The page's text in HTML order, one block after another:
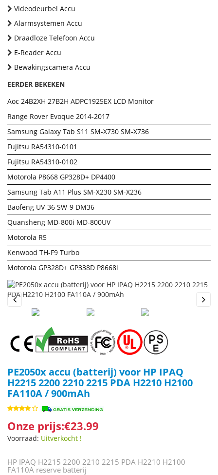
Videodeurbel Accu
Alarmsystemen Accu
Draadloze Telefoon Accu
E-Reader Accu
Bewakingscamera Accu
EERDER BEKEKEN
Aoc 24B2XH 27B2H ADPC1925EX LCD Monitor
Range Rover Evoque 2014-2017
Samsung Galaxy Tab S11 SM-X730 SM-X736
Fujitsu RA54310-0101
Fujitsu RA54310-0102
Motorola P8668 GP328D+ DP4400
Samsung Tab A11 Plus SM-X230 SM-X236
Baofeng UV-36 SW-9 DM36
Quansheng MD-800i MD-800UV
Motorola R5
Kenwood TH-F9 Turbo
Motorola GP328D+ GP338D P8668i
Previous
PE2050x accu (batterij) voor HP IPAQ
H2215 2200 2210 2215 PDA H2210 H2100
FA110A / 900mAh
Onze prijs:€23.99
Voorraad: Uitverkocht !
HP IPAQ H2215 2200 2210 2215 PDA H2210 H2100
FA110A reserve batterij